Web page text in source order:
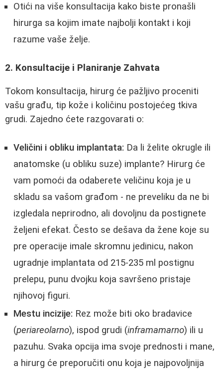
Otići na više konsultacija kako biste pronašli
hirurga sa kojim imate najbolji kontakt i koji
razume vaše želje.
2. Konsultacije i Planiranje Zahvata
Tokom konsultacija, hirurg će pažljivo proceniti
vašu građu, tip kože i količinu postojećeg tkiva
grudi. Zajedno ćete razgovarati o:
Veličini i obliku implantata: Da li želite okrugle ili
anatomske (u obliku suze) implante? Hirurg će
vam pomoći da odaberete veličinu koja je u
skladu sa vašom građom - ne preveliku da ne bi
izgledala neprirodno, ali dovoljnu da postignete
željeni efekat. Često se dešava da žene koje su
pre operacije imale skromnu jedinicu, nakon
ugradnje implantata od 215-235 ml postignu
prelepu, punu dvojku koja savršeno pristaje
njihovoj figuri.
Mestu incizije: Rez može biti oko bradavice
(periareolarno), ispod grudi (inframamarno) ili u
pazuhu. Svaka opcija ima svoje prednosti i mane,
a hirurg će preporučiti onu koja je najpovoljnija